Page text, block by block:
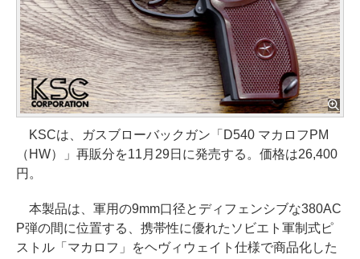
KSCは、ガスブローバックガン「D540 マカロフPM
（HW）」再販分を11月29日に発売する。価格は26,400
円。
本製品は、軍用の9mm口径とディフェンシブな380AC
P弾の間に位置する、携帯性に優れたソビエト軍制式ピ
ストル「マカロフ」をヘヴィウェイト仕様で商品化した